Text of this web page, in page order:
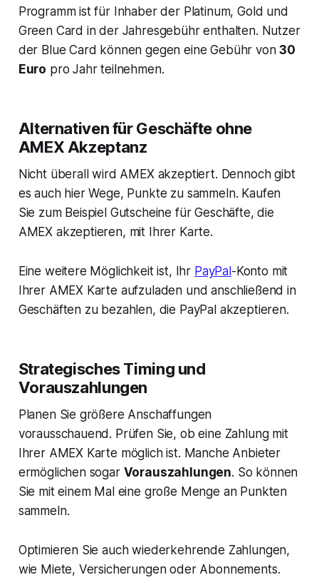
Programm ist für Inhaber der Platinum, Gold und
Green Card in der Jahresgebühr enthalten. Nutzer
der Blue Card können gegen eine Gebühr von30
Euro pro Jahr teilnehmen.
Alternativen für Geschäfte ohne
AMEX Akzeptanz
Nicht überall wird AMEX akzeptiert. Dennoch gibt
es auch hier Wege, Punkte zu sammeln. Kaufen
Sie zum Beispiel Gutscheine für Geschäfte, die
AMEX akzeptieren, mit Ihrer Karte.
Eine weitere Möglichkeit ist, Ihr PayPal-Konto mit
Ihrer AMEX Karte aufzuladen und anschließend in
Geschäften zu bezahlen, die PayPal akzeptieren.
Strategisches Timing und
Vorauszahlungen
Planen Sie größere Anschaffungen
vorausschauend. Prüfen Sie, ob eine Zahlung mit
Ihrer AMEX Karte möglich ist. Manche Anbieter
ermöglichen sogar Vorauszahlungen. So können
Sie mit einem Mal eine große Menge an Punkten
sammeln.
Optimieren Sie auch wiederkehrende Zahlungen,
wie Miete, Versicherungen oder Abonnements.